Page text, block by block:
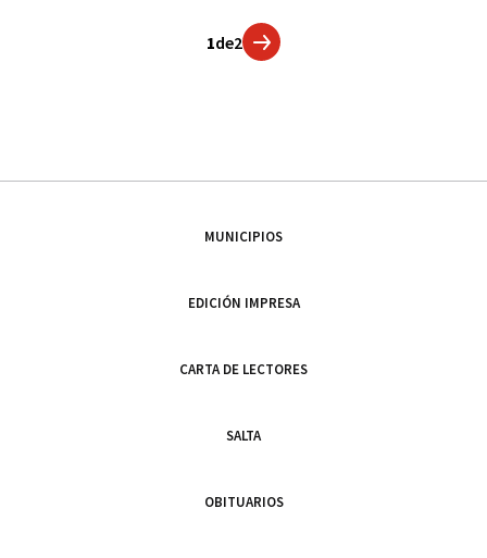
1de2
MUNICIPIOS
EDICIÓN IMPRESA
CARTA DE LECTORES
SALTA
OBITUARIOS